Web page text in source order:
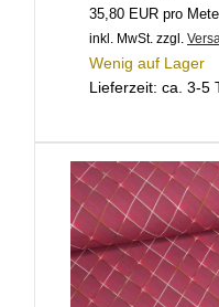
35,80 EUR pro
inkl. MwSt. zzgl.
Wenig auf Lager
Lieferzeit: ca. 3-5